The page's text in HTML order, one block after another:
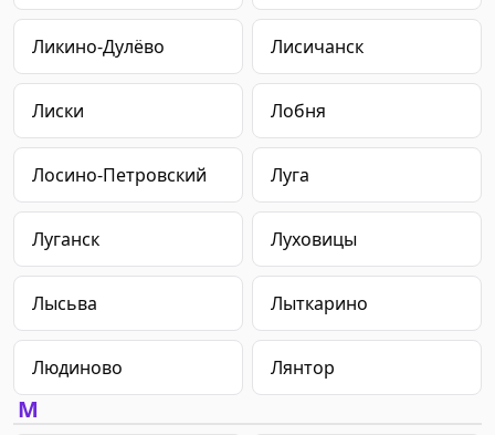
Ликино-Дулёво Лисичанск
Лиски Лобня
Лосино-Петровский Луга
Луганск Луховицы
Лысьва Лыткарино
Людиново Лянтор
М